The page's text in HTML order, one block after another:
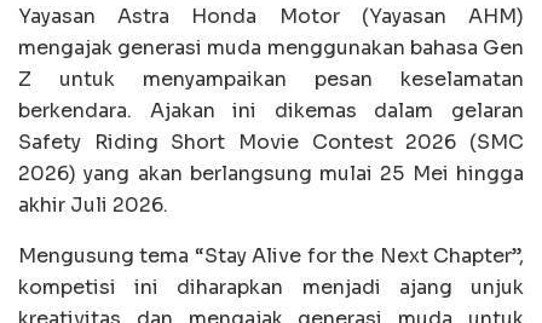
Yayasan Astra Honda Motor (Yayasan AHM)
mengajak generasi muda menggunakan bahasa Gen
Z untuk menyampaikan pesan keselamatan
berkendara. Ajakan ini dikemas dalam gelaran
Safety Riding Short Movie Contest 2026 (SMC
2026) yang akan berlangsung mulai 25 Mei hingga
akhir Juli 2026.
Mengusung tema “Stay Alive for the Next Chapter”,
kompetisi ini diharapkan menjadi ajang unjuk